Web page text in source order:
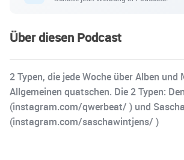
Über diesen Podcast
2 Typen, die jede Woche über Alben und
Allgemeinen quatschen. Die 2 Typen:
(instagram.com/qwerbeat/ ) und Sascha
(instagram.com/saschawintjens/ )